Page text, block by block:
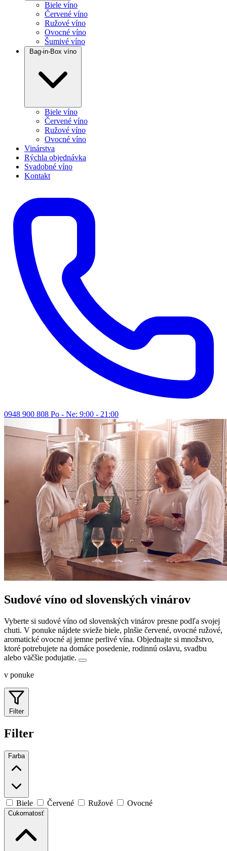
Biele víno
Červené víno
Ružové víno
Ovocné víno
Šumivé víno
Bag-in-Box víno
Biele víno
Červené víno
Ružové víno
Ovocné víno
Vinárstva
Rýchla objednávka
Svadobné víno
Kontakt
0948 900 808 Po - Ne: 9:00 - 21:00
Sudové víno od slovenských vinárov
Vyberte si sudové víno od slovenských vinárov presne podľa svojej
chuti. V ponuke nájdete svieže biele, plnšie červené, ovocné ružové,
aromatické ovocné aj jemne perlivé vína. Objednajte si množstvo,
ktoré potrebujete na domáce posedenie, rodinnú oslavu, svadbu
alebo väčšie podujatie.
v ponuke
Filter
Filter
Farba
Biele Červené Ružové Ovocné
Cukornatosť